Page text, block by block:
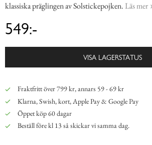
klassiska präglingen av Solstickepojken. Läs mer
549:-
VISA LAGERSTATUS
Fraktfritt över 799 kr, annars 59 - 69 kr
Klarna, Swish, kort, Apple Pay & Google Pay
Öppet köp 60 dagar
Beställ före kl 13 så skickar vi samma dag.